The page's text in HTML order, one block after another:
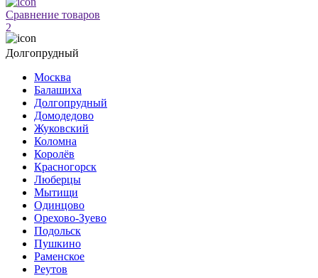
Сравнение товаров
2
Долгопрудный
Москва
Балашиха
Долгопрудный
Домодедово
Жуковский
Коломна
Королёв
Красногорск
Люберцы
Мытищи
Одинцово
Орехово-Зуево
Подольск
Пушкино
Раменское
Реутов